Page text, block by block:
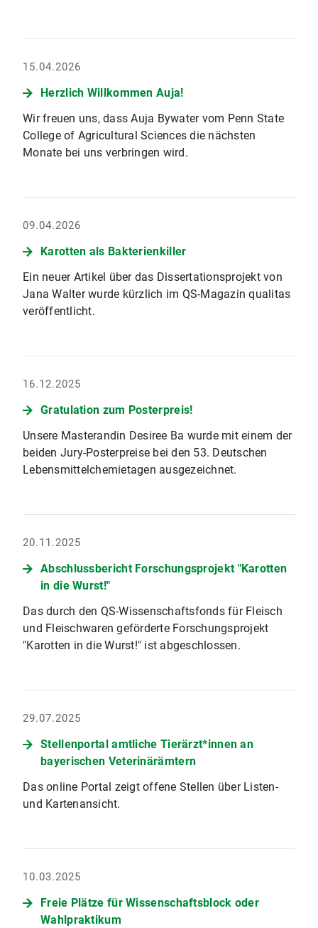
15.04.2026
Herzlich Willkommen Auja!
Wir freuen uns, dass Auja Bywater vom Penn State
College of Agricultural Sciences die nächsten
Monate bei uns verbringen wird.
09.04.2026
Karotten als Bakterienkiller
Ein neuer Artikel über das Dissertationsprojekt von
Jana Walter wurde kürzlich im QS-Magazin qualitas
veröffentlicht.
16.12.2025
Gratulation zum Posterpreis!
Unsere Masterandin Desiree Ba wurde mit einem der
beiden Jury-Posterpreise bei den 53. Deutschen
Lebensmittelchemietagen ausgezeichnet.
20.11.2025
Abschlussbericht Forschungsprojekt "Karotten
in die Wurst!"
Das durch den QS-Wissenschaftsfonds für Fleisch
und Fleischwaren geförderte Forschungsprojekt
"Karotten in die Wurst!" ist abgeschlossen.
29.07.2025
Stellenportal amtliche Tierärzt*innen an
bayerischen Veterinärämtern
Das online Portal zeigt offene Stellen über Listen-
und Kartenansicht.
10.03.2025
Freie Plätze für Wissenschaftsblock oder
Wahlpraktikum